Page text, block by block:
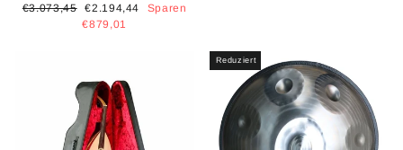
Normaler
€3.073,45 Sonderpreis
€2.194,44
Sparen
€879,01
Reduziert